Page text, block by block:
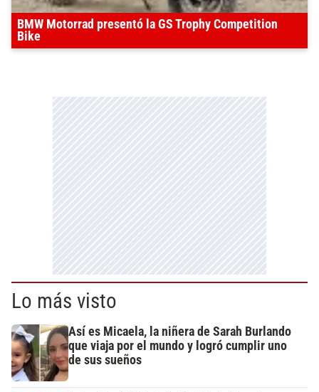
BMW Motorrad presentó la GS Trophy Competition
Bike
Lo más visto
Así es Micaela, la niñera de Sarah Burlando
que viaja por el mundo y logró cumplir uno
de sus sueños